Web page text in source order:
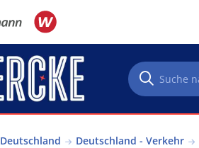
Deutschland Deutschland - Verkehr